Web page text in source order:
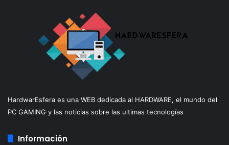
HardwarEsfera es una WEB dedicada al HARDWARE, el mundo del
PC GAMING y las noticias sobre las ultimas tecnologías
Información